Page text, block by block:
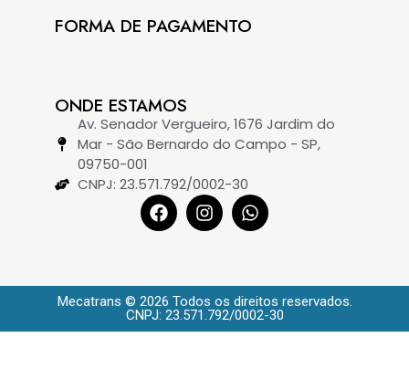
FORMA DE PAGAMENTO
ONDE ESTAMOS
Av. Senador Vergueiro, 1676 Jardim do
Mar - São Bernardo do Campo - SP,
09750-001
CNPJ: 23.571.792/0002-30
Mecatrans © 2026 Todos os direitos reservados.
CNPJ: 23.571.792/0002-30